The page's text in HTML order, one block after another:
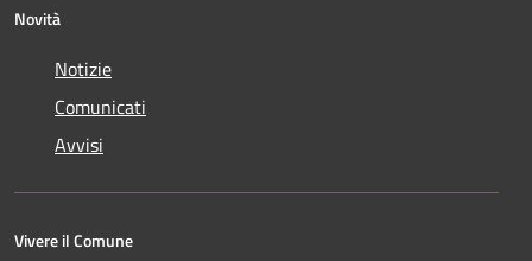
Novità
Notizie
Comunicati
Avvisi
Vivere il Comune